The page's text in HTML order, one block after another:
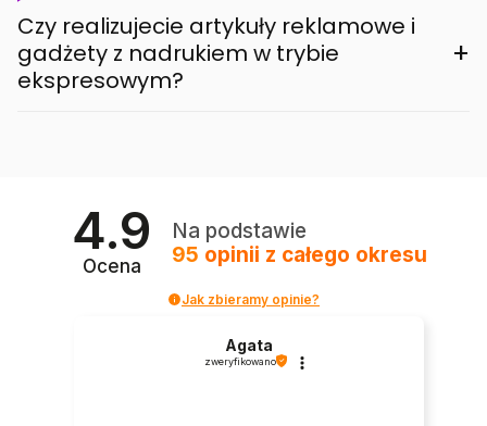
Czy realizujecie artykuły reklamowe i
gadżety z nadrukiem w trybie
ekspresowym?
+
4.9
Ocena
Na podstawie
95 opinii z całego okresu
Jak zbieramy opinie?
Agata
zweryfikowano